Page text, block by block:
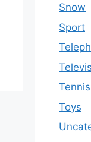
Snow
Sport
Tennis
Toys